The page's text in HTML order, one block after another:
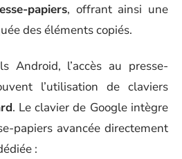
papiers, offrant ainsi une
des éléments copiés.
Android, l’accès au presse-
l’utilisation de claviers
. Le clavier de Google intègre
papiers avancée directement
: